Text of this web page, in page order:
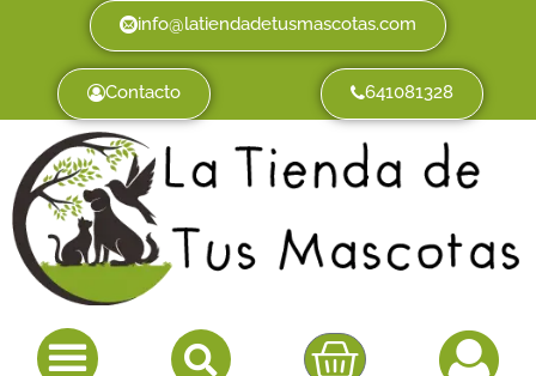
info@latiendadetusmascotas.com
Contacto 641081328